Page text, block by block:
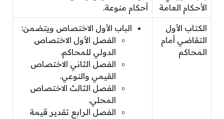
الأحكام العامة
أحكام منوعة.
الكتاب الأول
التقاضي أمام
المحاكم
الباب الأول الاختصاص ويتضمن:
الفصل الأول الاختصاص
الدولي للمحاكم.
الفصل الثاني الاختصاص
القيمي والنوعي.
الفصل الثالث الاختصاص
المحلي.
الفصل الرابع تقدير قيمة